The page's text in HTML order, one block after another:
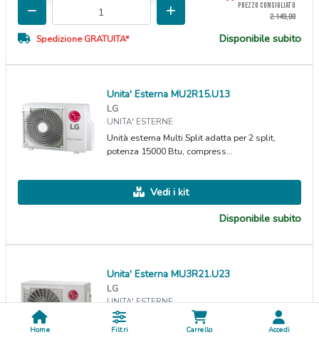
PREZZO CONSIGLIATO
2.149,00
Spedizione GRATUITA* Disponibile subito
Unita' Esterna MU2R15.U13
LG
UNITA' ESTERNE
Unità esterna Multi Split adatta per 2 split,
potenza 15000 Btu, compress...
Vedi i kit
Disponibile subito
Unita' Esterna MU3R21.U23
LG
UNITA' ESTERNE
Unità esterna Multi Split adatta per 3 split,
potenza 21000 Btu, compress...
Home Filtri Carrello Accedi